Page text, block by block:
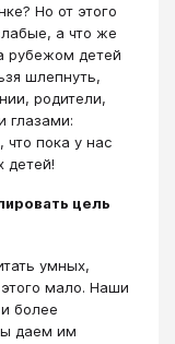
Но от этого
а что же
рубежом детей
шлепнуть,
родители,
глазами:
пока у нас
детей!
цель
умных,
мало. Наши
более
даем им